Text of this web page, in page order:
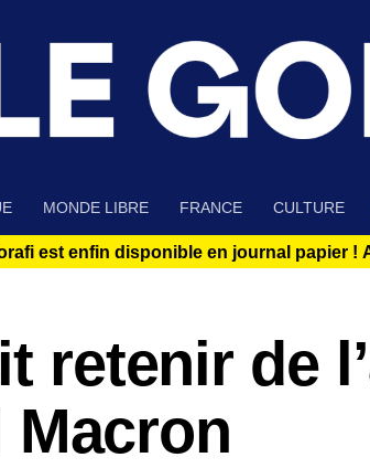
MONDE LIBRE FRANCE CULTURE
est enfin disponible en journal papier !
retenir de
Macron